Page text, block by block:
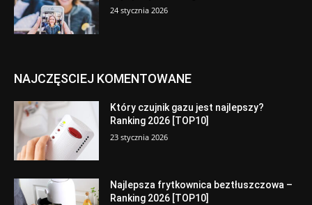
24 stycznia 2026
NAJCZĘSCIEJ KOMENTOWANE
Który czujnik gazu jest najlepszy?
Ranking 2026 [TOP10]
23 stycznia 2026
Najlepsza frytkownica beztłuszczowa –
Ranking 2026 [TOP10]